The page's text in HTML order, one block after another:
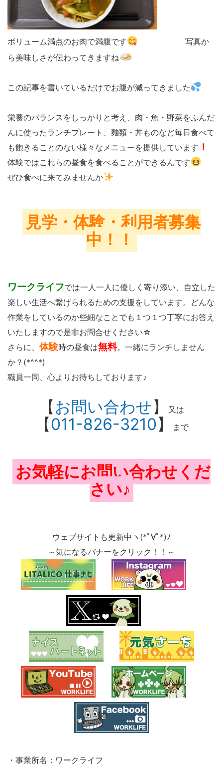
ボリューム満点のお肉で満腹です
写真か
ら美味しさが伝わってきますね
この記事を書いているだけでお腹が減ってきました
栄養のバランスをしっかりと考え、肉・魚・野菜をふんだ
んに使ったランチプレート、麺類・丼ものなど毎日食べて
も飽きることのない様々なメニューを提供しています ！
体験ではこれらの昼食を食べることができるんです
ぜひ食べに来てみませんか
見学・体験・利用者募集
中！！
ワークライフでは一人一人に優しく寄り添い、自立した
楽しい生活へ繋げられるための支援をしています。どんな
作業をしているのか些細なことでも１つ１つ丁寧にお答え
いたしますので是非お問合せください☆
さらに、 体験時の昼食は無料。一緒にランチしません
か？(*^^*)
職員一同、心よりお待ちしております♪
【お問い合わせ】 又は
【011-826-3210】 まで
お気軽にお問い合わせくだ
さい♪
ウェブサイトも更新中ヽ(*ﾟ∀ﾟ*)ﾉ
～気になるバナーをクリック！！～
・事業所名：ワークライフ